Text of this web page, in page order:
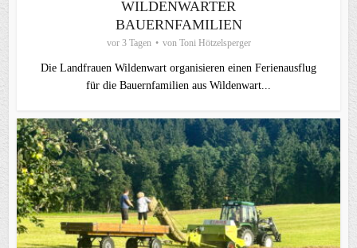
WILDENWARTER
BAUERNFAMILIEN
vor 3 Tagen von Toni Hötzelsperger
Die Landfrauen Wildenwart organisieren einen Ferienausflug
für die Bauernfamilien aus Wildenwart...